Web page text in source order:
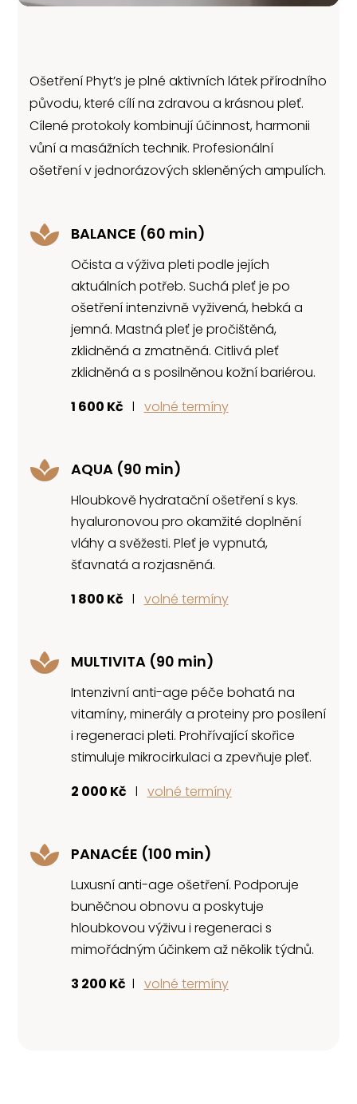
Ošetření Phyt’s je plné aktivních látek přírodního
původu, které cílí na zdravou a krásnou pleť.
Cílené protokoly kombinují účinnost, harmonii
vůní a masážních technik. Profesionální
ošetření v jednorázových skleněných ampulích.
 BALANCE (60 min)
Očista a výživa pleti podle jejích
aktuálních potřeb. Suchá pleť je po
ošetření intenzivně vyživená, hebká a
jemná. Mastná pleť je pročištěná,
zklidněná a zmatněná. Citlivá pleť
zklidněná a s posilněnou kožní bariérou.
1 600 Kč l volné termíny
 AQUA (90 min)
Hloubkově hydratační ošetření s kys.
hyaluronovou pro okamžité doplnění
vláhy a svěžesti. Pleť je vypnutá,
šťavnatá a rozjasněná.
1 800 Kč l volné termíny
 MULTIVITA (90 min)
Intenzivní anti-age péče bohatá na
vitamíny, minerály a proteiny pro posílení
i regeneraci pleti. Prohřívající skořice
stimuluje mikrocirkulaci a zpevňuje pleť.
2 000 Kč l volné termíny
 PANACÉE (100 min)
Luxusní anti-age ošetření. Podporuje
buněčnou obnovu a poskytuje
hloubkovou výživu i regeneraci s
mimořádným účinkem až několik týdnů.
3 200 Kč l volné termíny